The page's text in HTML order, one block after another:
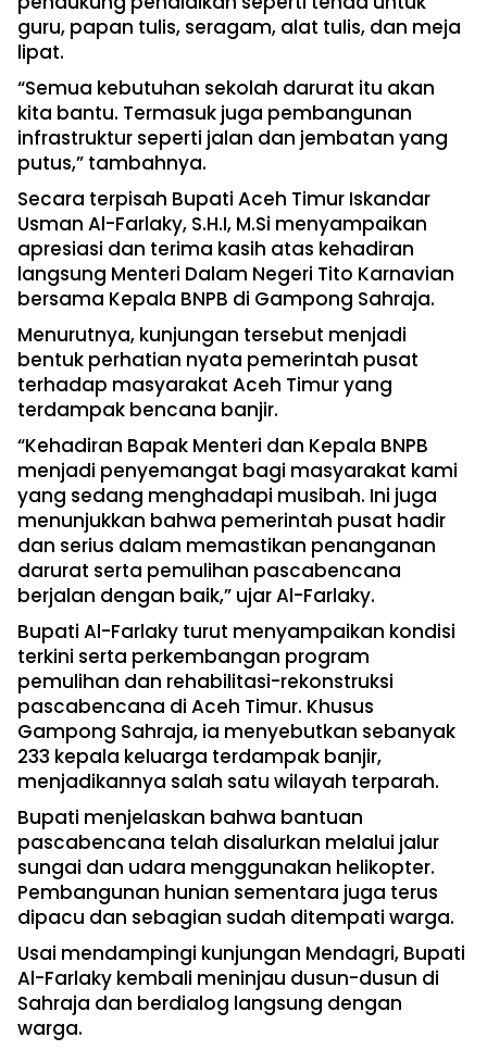
guru, papan tulis, seragam, alat tulis, dan meja
lipat.
“Semua kebutuhan sekolah darurat itu akan
kita bantu. Termasuk juga pembangunan
infrastruktur seperti jalan dan jembatan yang
putus,” tambahnya.
Secara terpisah Bupati Aceh Timur Iskandar
Usman Al-Farlaky, S.H.I, M.Si menyampaikan
apresiasi dan terima kasih atas kehadiran
langsung Menteri Dalam Negeri Tito Karnavian
bersama Kepala BNPB di Gampong Sahraja.
Menurutnya, kunjungan tersebut menjadi
bentuk perhatian nyata pemerintah pusat
terhadap masyarakat Aceh Timur yang
terdampak bencana banjir.
“Kehadiran Bapak Menteri dan Kepala BNPB
menjadi penyemangat bagi masyarakat kami
yang sedang menghadapi musibah. Ini juga
menunjukkan bahwa pemerintah pusat hadir
dan serius dalam memastikan penanganan
darurat serta pemulihan pascabencana
berjalan dengan baik,” ujar Al-Farlaky.
Bupati Al-Farlaky turut menyampaikan kondisi
terkini serta perkembangan program
pemulihan dan rehabilitasi-rekonstruksi
pascabencana di Aceh Timur. Khusus
Gampong Sahraja, ia menyebutkan sebanyak
233 kepala keluarga terdampak banjir,
menjadikannya salah satu wilayah terparah.
Bupati menjelaskan bahwa bantuan
pascabencana telah disalurkan melalui jalur
sungai dan udara menggunakan helikopter.
Pembangunan hunian sementara juga terus
dipacu dan sebagian sudah ditempati warga.
Usai mendampingi kunjungan Mendagri, Bupati
Al-Farlaky kembali meninjau dusun-dusun di
Sahraja dan berdialog langsung dengan
warga.